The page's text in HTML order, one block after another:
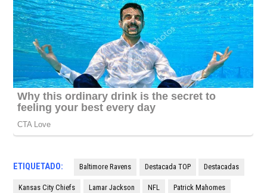
ETIQUETADO: Baltimore Ravens Destacada TOP Destacadas
Kansas City Chiefs Lamar Jackson NFL Patrick Mahomes